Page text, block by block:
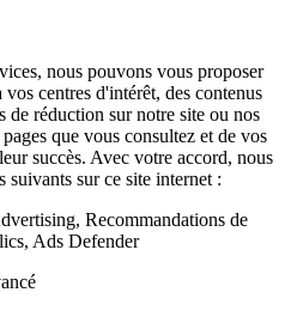
nous pouvons vous proposer
vos centres d'intérêt, des contenus
de réduction sur notre site ou nos
que vous consultez et de vos
succès. Avec votre accord, nous
suivants sur ce site internet :
Recommandations de
Ads Defender